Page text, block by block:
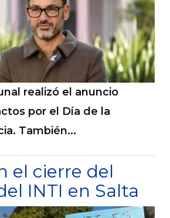
realizó el anuncio
por el Día de la
También...
el cierre del
INTI en Salta